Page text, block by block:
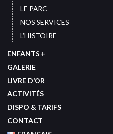
LE PARC
NOS SERVICES
L’HISTOIRE
ENFANTS +
GALERIE
LIVRE D’OR
ACTIVITÉS
DISPO & TARIFS
CONTACT